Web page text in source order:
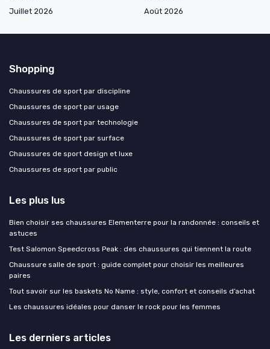
Juillet 2026
Août 2026
Shopping
Chaussures de sport par discipline
Chaussures de sport par usage
Chaussures de sport par technologie
Chaussures de sport par surface
Chaussures de sport design et luxe
Chaussures de sport par public
Les plus lus
Bien choisir ses chaussures Elementerre pour la randonnée : conseils et
astuces
Test Salomon Speedcross Peak : des chaussures qui tiennent la route
Chaussure salle de sport : guide complet pour choisir les meilleures
paires
Tout savoir sur les baskets No Name : style, confort et conseils d’achat
Les chaussures idéales pour danser le rock pour les femmes
Les derniers articles